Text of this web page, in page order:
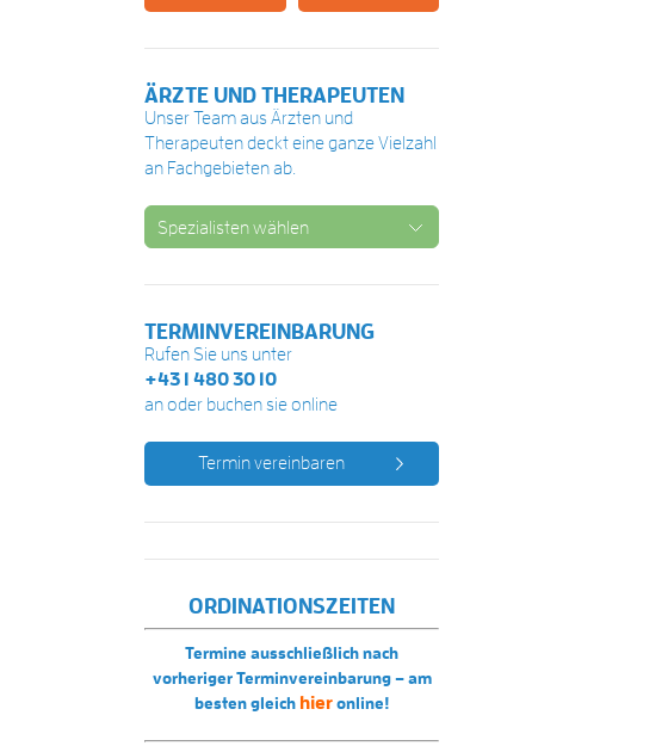
ÄRZTE UND THERAPEUTEN
Unser Team aus Ärzten und
Therapeuten deckt eine ganze Vielzahl
an Fachgebieten ab.
Spezialisten wählen
TERMINVEREINBARUNG
Rufen Sie uns unter
+43 1 480 30 10
an oder buchen sie online
Termin vereinbaren
ORDINATIONSZEITEN
Termine ausschließlich nach
vorheriger Terminvereinbarung – am
besten gleich hier online!